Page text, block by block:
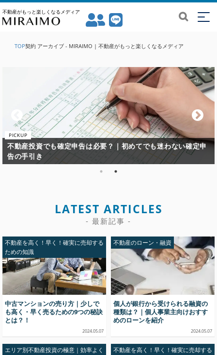
不動産がもっと楽しくなるメディア
TOP契約 アーカイブ - MIRAIMO | 不動産がもっと楽しくなるメディア
不動産投資で失敗してしまう原因と失敗しないための鉄則とは
LATEST ARTICLES
- 最新記事 -
不動産を高く！早く！確実に売却する
ための知識
中古マンションの売り方｜少しで
も高く・早く売るための9つの秘訣
とは？！
2024.05.07
不動産のローン・融資
個人が銀行から受けられる融資の
種類は？｜個人事業主向けおすす
めのローンを紹介
2024.05.07
エリア別不動産投資の極意｜効率よく
不動産を高く！早く！確実に売却する